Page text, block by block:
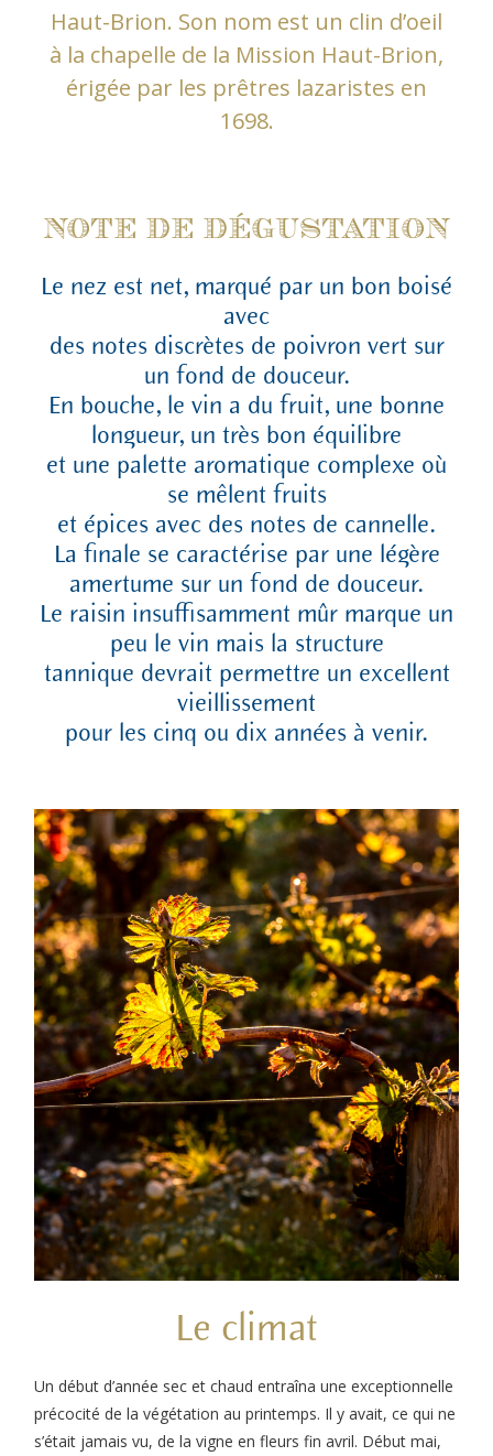
Haut-Brion. Son nom est un clin d’oeil
à la chapelle de la Mission Haut-Brion,
érigée par les prêtres lazaristes en
1698.
NOTE DE DÉGUSTATION
Le nez est net, marqué par un bon boisé
avec
des notes discrètes de poivron vert sur
un fond de douceur.
En bouche, le vin a du fruit, une bonne
longueur, un très bon équilibre
et une palette aromatique complexe où
se mêlent fruits
et épices avec des notes de cannelle.
La finale se caractérise par une légère
amertume sur un fond de douceur.
Le raisin insuffisamment mûr marque un
peu le vin mais la structure
tannique devrait permettre un excellent
vieillissement
pour les cinq ou dix années à venir.
Le climat
Un début d’année sec et chaud entraîna une exceptionnelle
précocité de la végétation au printemps. Il y avait, ce qui ne
s’était jamais vu, de la vigne en fleurs fin avril. Début mai,